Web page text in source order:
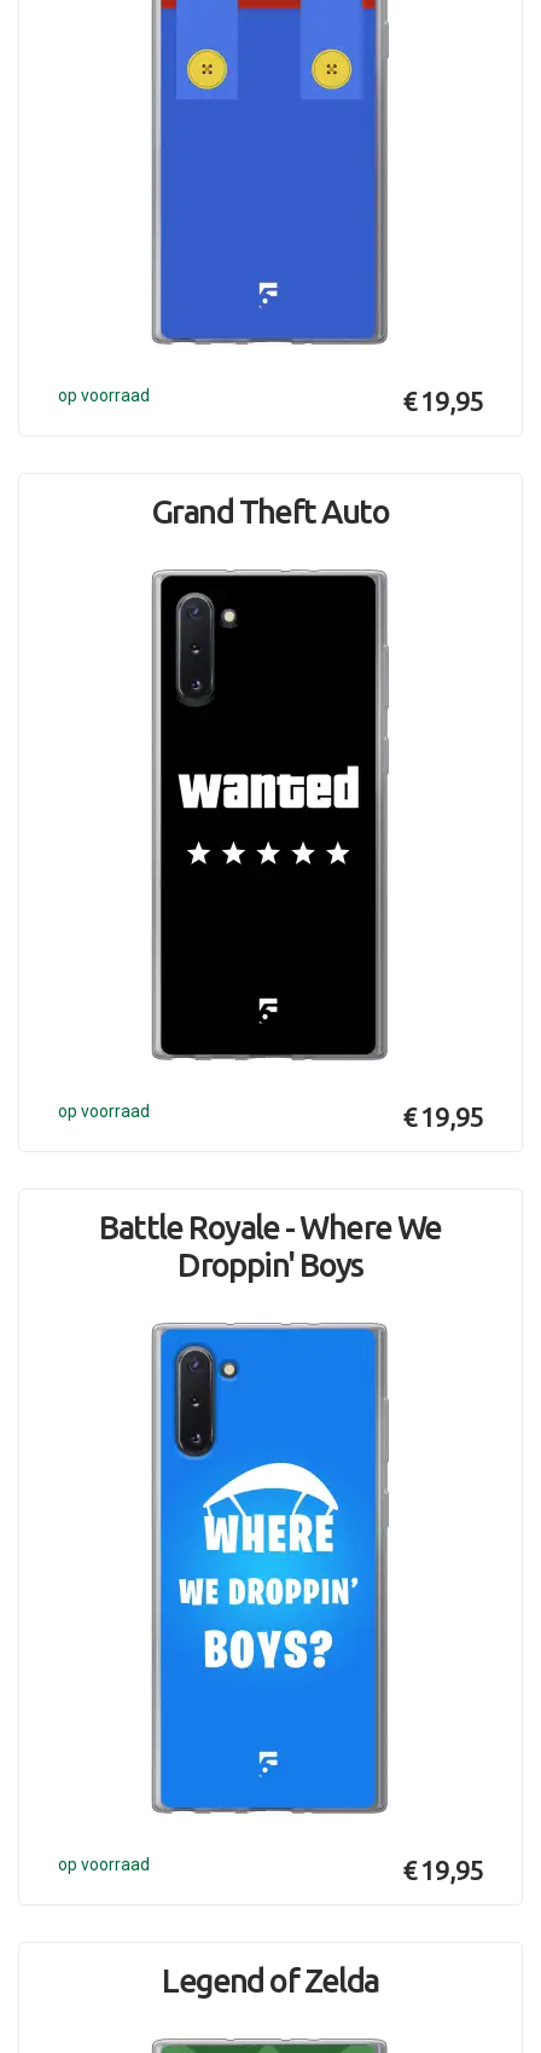
op voorraad € 19,95
Grand Theft Auto
op voorraad € 19,95
Battle Royale - Where We
Droppin' Boys
op voorraad € 19,95
Legend of Zelda